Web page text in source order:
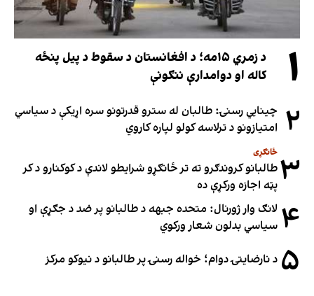
۱
د زمري ۱۵مه؛ د افغانستان د سقوط د پیل پنځه
کاله او دوامدارې ننګونې
۲ چینایي رسنۍ: طالبان له سترو قدرتونو سره اړیکې د سیاسي
امتیازونو د ترلاسه کولو لپاره کاروي
۳ ځانګړی
طالبانو کروندګرو ته تر ځانګړو شرایطو لاندې د کوکنارو د کر
پټه اجازه ورکړې ده
۴ لانګ وار ژورنال: متحده جبهه د طالبانو پر ضد د جګړې او
سیاسي بدلون شعار ورکوي
۵ د نارضایتۍ دوام؛ خواله رسنۍ پر طالبانو د نیوکو مرکز